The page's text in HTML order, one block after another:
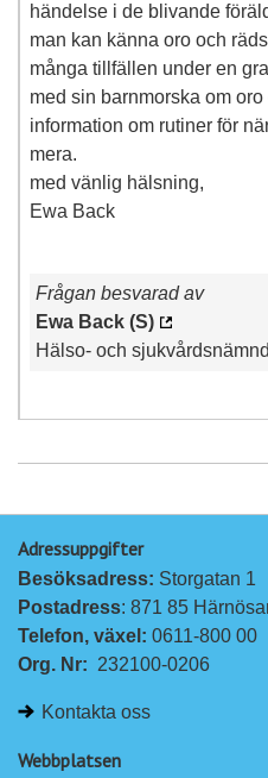
händelse i de blivande
man kan känna oro och
många tillfällen under en
med sin barnmorska om
information om rutiner för
mera.
med vänlig hälsning,
Ewa Back
Frågan besvarad av
Ewa Back (S)
Hälso- och
Adressuppgifter
Besöksadress: Storgatan 1
Postadress: 871 85
Telefon, växel: 0611-800 00
Org. Nr: 232100-0206
Kontakta oss
Webbplatsen